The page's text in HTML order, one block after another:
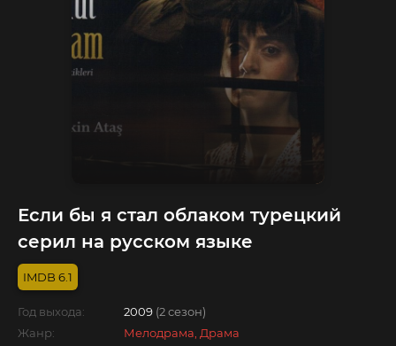
Если бы я стал облаком турецкий
серил на русском языке
6.1
Год выхода: 2009 (2 сезон)
Жанр:
Мелодрама, Драма